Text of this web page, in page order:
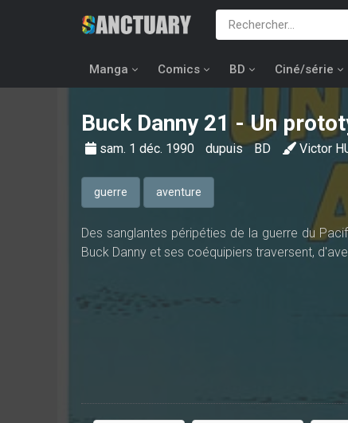
Manga Comics BD Ciné/série
Buck Danny21 - Un
sam. 1 déc. 1990 dupuis BD Victor
guerre aventure
Des sanglantes péripéties de la guerre du
Buck Danny et ses coéquipiers traversent,